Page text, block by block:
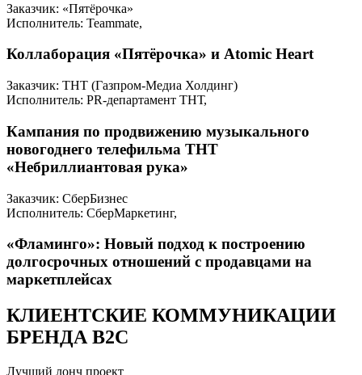
Заказчик: «Пятёрочка»
Исполнитель: Teammate,
Коллаборация «Пятёрочка» и Atomic Heart
Заказчик: ТНТ (Газпром-Медиа Холдинг)
Исполнитель: PR-департамент ТНТ,
Кампания по продвижению музыкального
новогоднего телефильма ТНТ
«Небриллиантовая рука»
Заказчик: СберБизнес
Исполнитель: СберМаркетинг,
«Фламинго»: Новый подход к построению
долгосрочных отношений с продавцами на
маркетплейсах
КЛИЕНТСКИЕ КОММУНИКАЦИИ
БРЕНДА B2C
Лучший лонч проект